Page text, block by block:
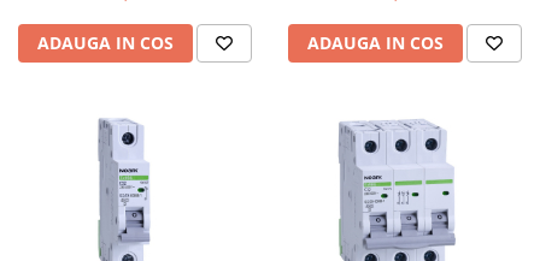
ADAUGA IN COS ADAUGA IN COS